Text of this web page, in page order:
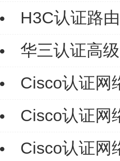
H3C认证路
华三认证高
Cisco认证网
Cisco认证网
Cisco认证网